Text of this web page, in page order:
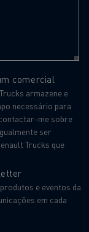
comercial
armazene e
necessário para
me sobre
ser
Trucks que
e eventos da
em cada